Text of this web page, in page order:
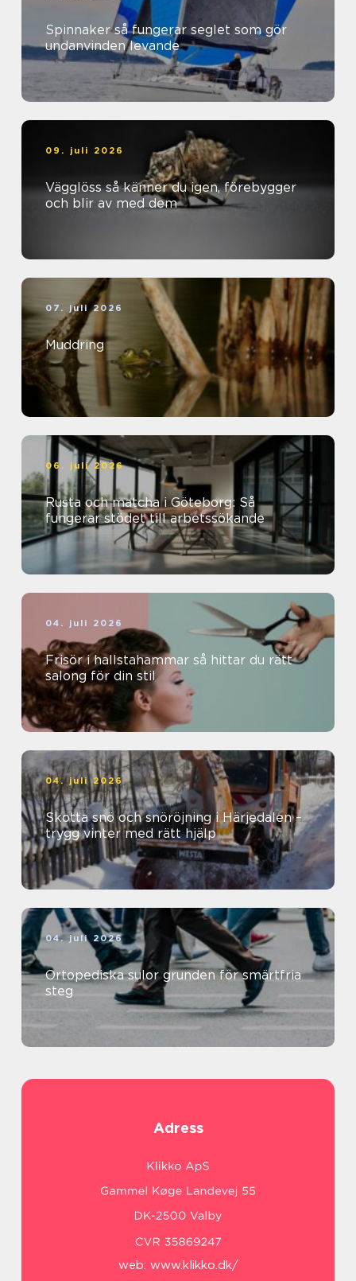
Spinnaker så fungerar seglet som gör
undanvinden levande
09. juli 2026
Vägglöss så känner du igen, förebygger
och blir av med dem
07. juli 2026
Muddring
06. juli 2026
Rusta och matcha i Göteborg: Så
fungerar stödet till arbetssökande
04. juli 2026
Frisör i hallstahammar så hittar du rätt
salong för din stil
04. juli 2026
Skotta snö och snöröjning i Härjedalen –
trygg vinter med rätt hjälp
04. juli 2026
Ortopediska sulor grunden för smärtfria
steg
Adress
web: www.klikko.dk/